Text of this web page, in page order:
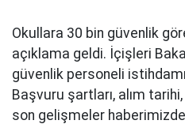
Okullara 30 bin güvenlik
açıklama geldi. İçişleri
güvenlik personeli
Başvuru şartları, alım
son gelişmeler haberimizde